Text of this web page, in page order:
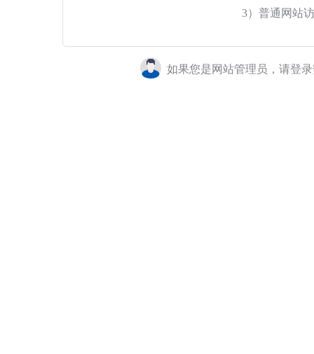
3）普通网站
如果您是网站管理员，请登